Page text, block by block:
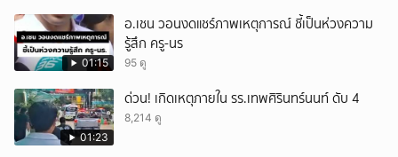
01:15
อ.เชน วอนงดแชร์ภาพเหตุการณ์ ชี้เป็นห่วงความ
รู้สึก ครู-นร
95 ดู
01:23
ด่วน! เกิดเหตุภายใน รร.เทพศิรินทร์นนท์ ดับ 4
8,214 ดู